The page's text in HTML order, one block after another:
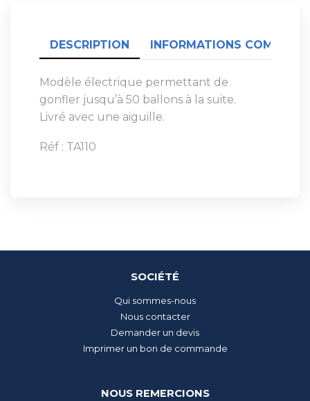
DESCRIPTION INFORMATIONS
Modèle électrique permettant de
gonfler jusqu’à 50 ballons à la suite.
Livré avec une aiguille.
Réf : TA110
SOCIÉTÉ
Qui sommes-nous
Nous contacter
Demander un devis
Imprimer un bon de commande
NOUS REMERCIONS